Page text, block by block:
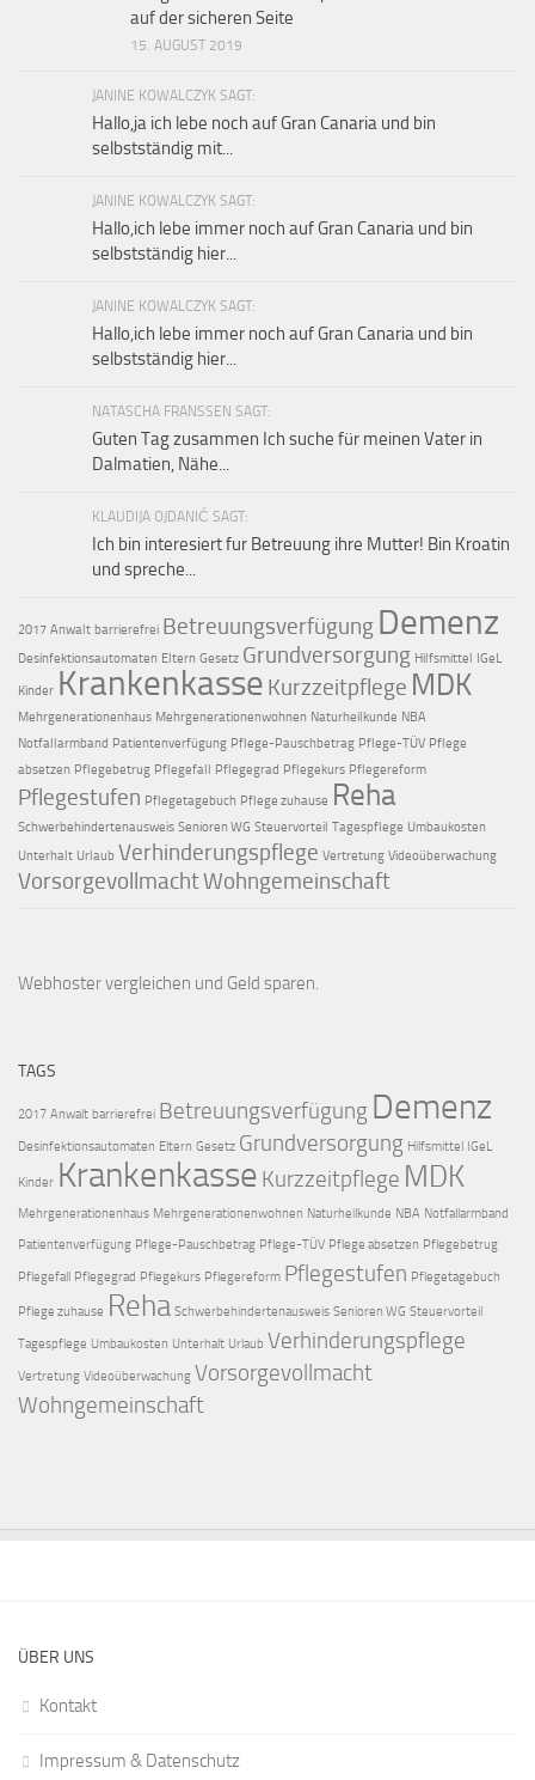
auf der sicheren Seite
15. AUGUST 2019
JANINE KOWALCZYK SAGT:
Hallo,ja ich lebe noch auf Gran Canaria und bin
selbstständig mit...
JANINE KOWALCZYK SAGT:
Hallo,ich lebe immer noch auf Gran Canaria und bin
selbstständig hier...
JANINE KOWALCZYK SAGT:
Hallo,ich lebe immer noch auf Gran Canaria und bin
selbstständig hier...
NATASCHA FRANSSEN SAGT:
Guten Tag zusammen Ich suche für meinen Vater in
Dalmatien, Nähe...
KLAUDIJA OJDANIĆ SAGT:
Ich bin interesiert fur Betreuung ihre Mutter! Bin Kroatin
und spreche...
2017 Anwalt barrierefrei Betreuungsverfügung Demenz
Desinfektionsautomaten Eltern Gesetz Grundversorgung Hilfsmittel IGeL
Kinder Krankenkasse Kurzzeitpflege MDK
Mehrgenerationenhaus Mehrgenerationenwohnen Naturheilkunde NBA
Notfallarmband Patientenverfügung Pflege-Pauschbetrag Pflege-TÜV Pflege
absetzen Pflegebetrug Pflegefall Pflegegrad Pflegekurs Pflegereform
Pflegestufen Pflegetagebuch Pflege zuhause Reha
Schwerbehindertenausweis Senioren WG Steuervorteil Tagespflege Umbaukosten
Unterhalt Urlaub Verhinderungspflege Vertretung Videoüberwachung
VorsorgevollmachtWohngemeinschaft
Webhoster vergleichen und Geld sparen.
TAGS
2017 Anwalt barrierefrei Betreuungsverfügung Demenz
Desinfektionsautomaten Eltern Gesetz Grundversorgung Hilfsmittel IGeL
Kinder Krankenkasse Kurzzeitpflege MDK
Mehrgenerationenhaus Mehrgenerationenwohnen Naturheilkunde NBA Notfallarmband
Patientenverfügung Pflege-Pauschbetrag Pflege-TÜV Pflege absetzen Pflegebetrug
Pflegefall Pflegegrad Pflegekurs Pflegereform Pflegestufen Pflegetagebuch
Pflege zuhause Reha Schwerbehindertenausweis Senioren WG Steuervorteil
Tagespflege Umbaukosten Unterhalt Urlaub Verhinderungspflege
Vertretung Videoüberwachung Vorsorgevollmacht
Wohngemeinschaft
ÜBER UNS
Kontakt
Impressum & Datenschutz